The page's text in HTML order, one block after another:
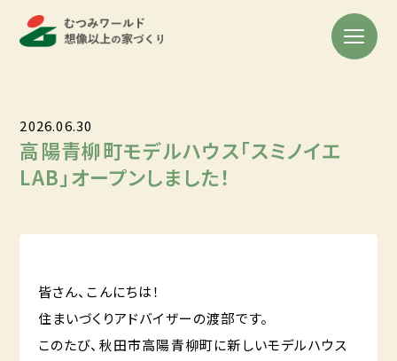
2026.06.30
高陽青柳町モデルハウス「スミノイエ
LAB」オープンしました！
皆さん、こんにちは！
住まいづくりアドバイザーの渡部です。
このたび、秋田市高陽青柳町に新しいモデルハウス